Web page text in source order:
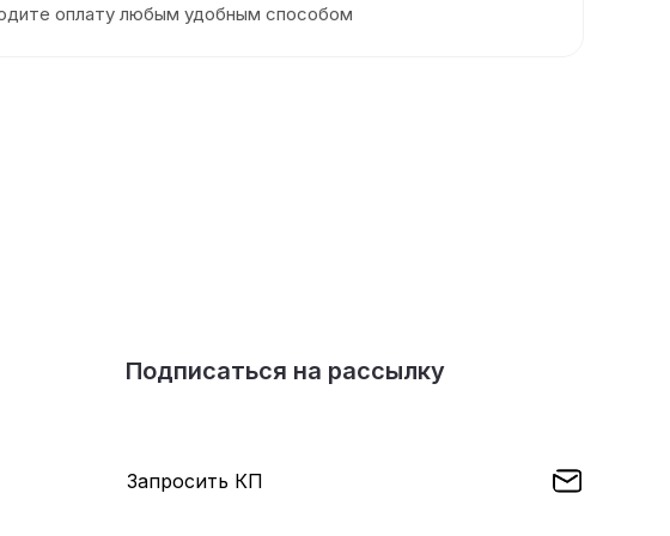
оплату любым удобным способом
Подписаться на рассылку
Запросить КП